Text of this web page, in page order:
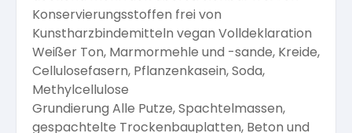
Konservierungsstoffen frei von
Kunstharzbindemitteln vegan Volldeklaration
Weißer Ton, Marmormehle und -sande, Kreide,
Cellulosefasern, Pflanzenkasein, Soda,
Methylcellulose
Grundierung Alle Putze, Spachtelmassen,
gespachtelte Trockenbauplatten, Beton und